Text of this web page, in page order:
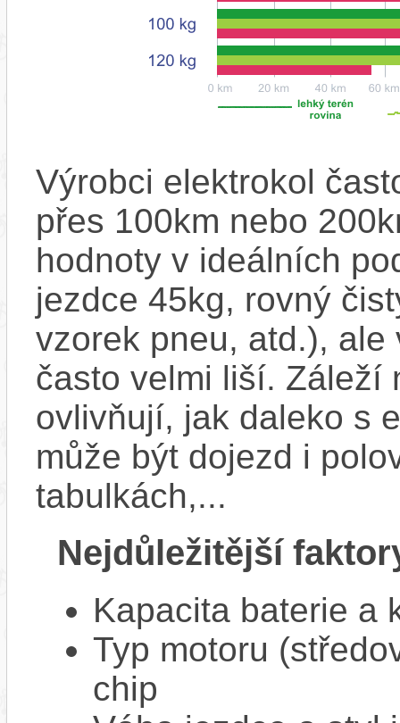
Výrobci elektrokol
přes 100km nebo
hodnoty v ideálních
jezdce 45kg, rovný
vzorek pneu, atd.),
často velmi liší. Záleží
ovlivňují, jak daleko s
může být dojezd i
tabulkách,...
Nejdůležitější
Kapacita baterie a
Typ motoru
chip